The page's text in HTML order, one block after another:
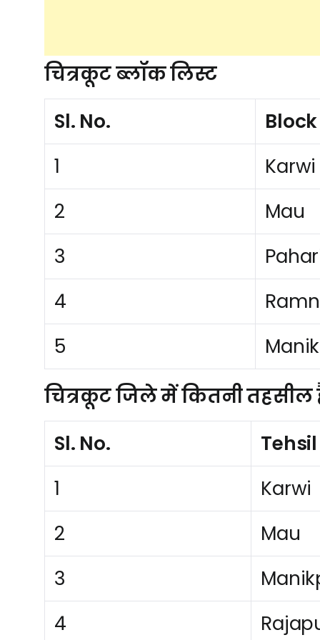
17 KARWI
18 KARWI BARA
19
20
21
22
23
24 KARWI
25 KARWI
26
27
28
चित्रकूट ब्लॉक लिस्ट
Sl. No.
1
Karwi
2
Mau
3
4
5
चित्रकूट जिले में कितनी तहसील
Sl. No.
1
Karwi
2
Mau
3
4